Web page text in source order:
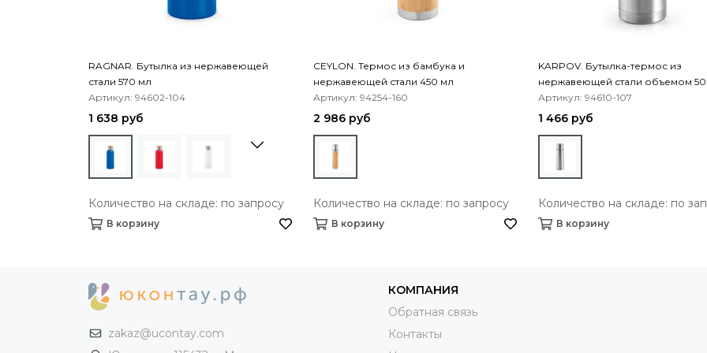
RAGNAR. Бутылка из нержавеющей
стали 570 мл
Артикул: 94602-104
1 638 руб
Количество на складе: по запросу
В корзину
CEYLON. Термос из бамбука и
нержавеющей стали 450 мл
Артикул: 94254-160
2 986 руб
Количество на складе: по запросу
В корзину
KARPOV. Бутылка-термос из
нержавеющей стали объемом
Артикул: 94610-107
1 466 руб
Количество на складе: по
В корзину
zakaz@ucontay.com
КОМПАНИЯ
Обратная связь
Контакты